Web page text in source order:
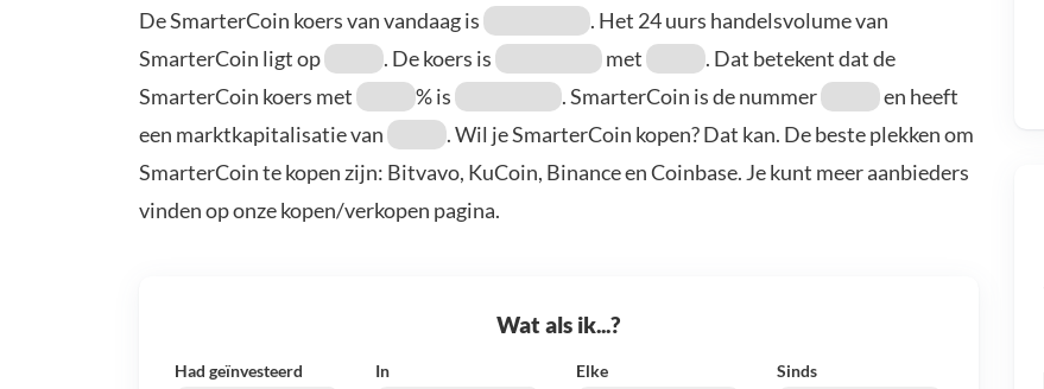
De SmarterCoin koers van vandaag is
. Het 24 uurs handelsvolume van
SmarterCoin ligt op
. De koers is met
. Dat betekent dat de
SmarterCoin koers met
% is . SmarterCoin is de nummer
en heeft
een marktkapitalisatie van
. Wil je SmarterCoin kopen? Dat kan. De beste plekken om
SmarterCoin te kopen zijn: Bitvavo, KuCoin, Binance en Coinbase. Je kunt meer aanbieders
vinden op onze kopen/verkopen pagina.
Wat als ik...?
Had geïnvesteerd In Elke Sinds